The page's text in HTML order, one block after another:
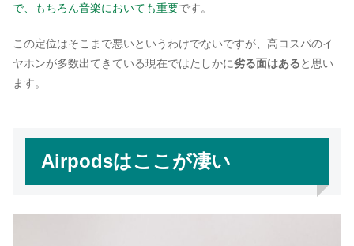
で、もちろん音楽においても重要です。
この定位はそこまで悪いというわけでないですが、高コスパのイ
ヤホンが多数出てきている現在ではたしかに劣る面はあると思い
ます。
Airpodsはここが凄い